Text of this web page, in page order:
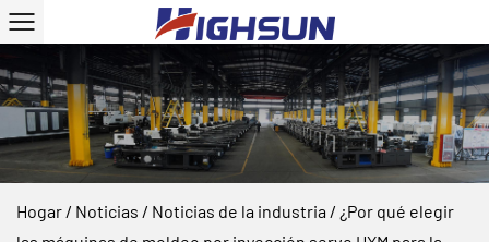
Hogar / Noticias / Noticias de la industria / ¿Por qué elegir